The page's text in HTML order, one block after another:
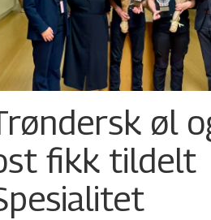
øl
fikk tildelt